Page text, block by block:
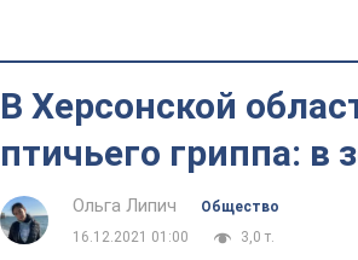
В Херсонской
птичьего гриппа: в
Ольга Липич
Общество
16.12.2021 01:00
3,0 т.